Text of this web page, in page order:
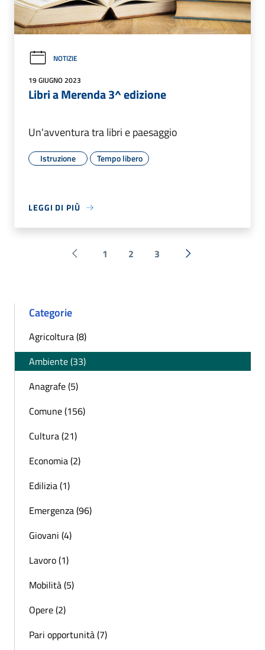
NOTIZIE
19 GIUGNO 2023
Libri a Merenda 3^ edizione
Un'avventura tra libri e paesaggio
Istruzione Tempo libero
LEGGI DI PIÙ
Pagina precedente
1 2 3 Successiva »
Categorie
Agricoltura (8)
Ambiente (33)
Anagrafe (5)
Comune (156)
Cultura (21)
Economia (2)
Edilizia (1)
Emergenza (96)
Giovani (4)
Lavoro (1)
Mobilità (5)
Opere (2)
Pari opportunità (7)